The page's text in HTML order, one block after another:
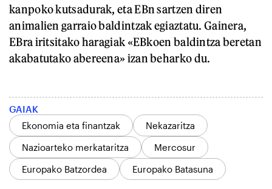
kanpoko kutsadurak, eta EBn sartzen diren
animalien garraio baldintzak egiaztatu. Gainera,
EBra iritsitako haragiak «EBkoen baldintza beretan
akabatutako abereena» izan beharko du.
GAIAK
Ekonomia eta finantzak
Nekazaritza
Nazioarteko merkataritza
Mercosur
Europako Batzordea
Europako Batasuna